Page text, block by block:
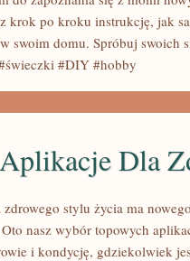
krok po kroku instrukcję, jak
swoim domu. Spróbuj swoich
#DIY #hobby
Dla
zdrowego stylu życia ma
nasz wybór topowych
i kondycję, gdziekolwiek